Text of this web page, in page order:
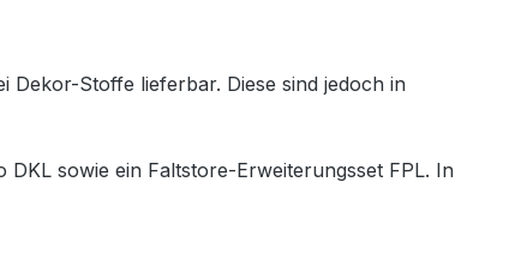
Dekor-Stoffe lieferbar. Diese sind jedoch in
sowie ein Faltstore-Erweiterungsset FPL. In